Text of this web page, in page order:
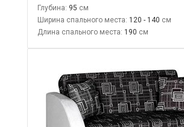
Глубина: 95
Ширина спального места: 120 - 140
Длина спального места: 190